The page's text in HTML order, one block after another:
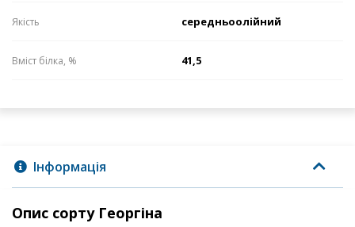
Якість середньоолійний
Вміст білка, % 41,5
Інформація
Опис сорту Георгіна